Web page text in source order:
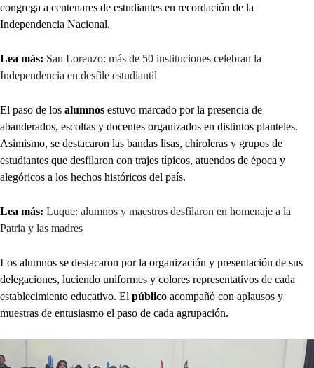
congrega a centenares de estudiantes en recordación de la
Independencia Nacional.
Lea más: San Lorenzo: más de 50 instituciones celebran la
Independencia en desfile estudiantil
El paso de los alumnos estuvo marcado por la presencia de
abanderados, escoltas y docentes organizados en distintos planteles.
Asimismo, se destacaron las bandas lisas, chiroleras y grupos de
estudiantes que desfilaron con trajes típicos, atuendos de época y
alegóricos a los hechos históricos del país.
Lea más: Luque: alumnos y maestros desfilaron en homenaje a la
Patria y las madres
Los alumnos se destacaron por la organización y presentación de sus
delegaciones, luciendo uniformes y colores representativos de cada
establecimiento educativo. El público acompañó con aplausos y
muestras de entusiasmo el paso de cada agrupación.